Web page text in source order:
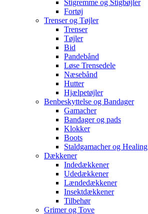
Stigremme og Stigbøjler
Fortøj
Trenser og Tøjler
Trenser
Tøjler
Bid
Pandebånd
Løse Trensedele
Næsebånd
Hutter
Hjælpetøjler
Benbeskyttelse og Bandager
Gamacher
Bandager og pads
Klokker
Boots
Staldgamacher og Healing
Dækkener
Indedækkener
Udedækkener
Lændedækkener
Insektdækkener
Tilbehør
Grimer og Tove